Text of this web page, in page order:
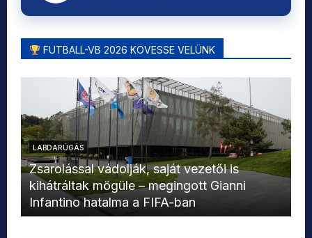
FUTBALL-VB 2026 KÖVESSE VELÜNK
LABDARÚGÁS
Zsarolással vádolják, saját vezetői is
kihátráltak mögüle – megingott Gianni
Infantino hatalma a FIFA-ban